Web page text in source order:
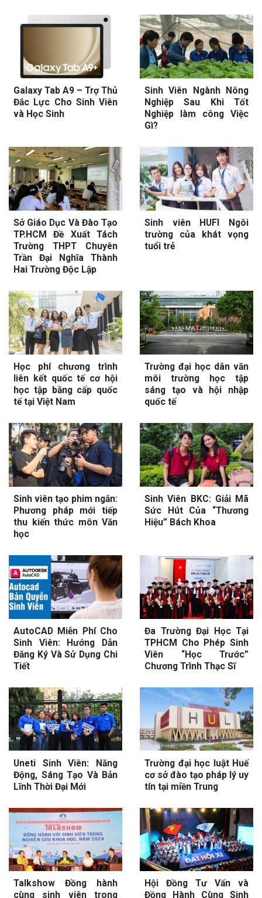
Galaxy Tab A9 – Trợ Thủ
Đắc Lực Cho Sinh Viên
và Học Sinh
Sinh Viên Ngành Nông
Nghiệp Sau Khi Tốt
Nghiệp làm công Việc
Gì?
Sở Giáo Dục Và Đào Tạo
TP.HCM Đề Xuất Tách
Trường THPT Chuyên
Trần Đại Nghĩa Thành
Hai Trường Độc Lập
Sinh viên HUFI Ngôi
trường của khát vọng
tuổi trẻ
Học phí chương trình
liên kết quốc tế cơ hội
học tập bằng cấp quốc
tế tại Việt Nam
Trường đại học dân văn
môi trường học tập
sáng tạo và hội nhập
quốc tế
Sinh viên tạo phim ngắn:
Phương pháp mới tiếp
thu kiến thức môn Văn
học
Sinh Viên BKC: Giải Mã
Sức Hút Của “Thương
Hiệu” Bách Khoa
AutoCAD Miễn Phí Cho
Sinh Viên: Hướng Dẫn
Đăng Ký Và Sử Dụng Chi
Tiết
Đa Trường Đại Học Tại
TPHCM Cho Phép Sinh
Viên “Học Trước”
Chương Trình Thạc Sĩ
Uneti Sinh Viên: Năng
Động, Sáng Tạo Và Bản
Lĩnh Thời Đại Mới
Trường đại học luật Huế
cơ sở đào tạo pháp lý uy
tín tại miền Trung
Talkshow Đồng hành
cùng sinh viên trong
Hội Đồng Tư Vấn và
Đồng Hành Cùng Sinh